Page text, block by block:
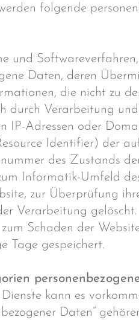
folgende
und
Daten, deren
die nicht zu
durch Verarbeitung
IP-Adressen oder
Identifier) der
des Zustands
Informatik-Umfeld
zur Überprüfung
Verarbeitung
Schaden der
Tage gespeichert.
kann es
Daten“